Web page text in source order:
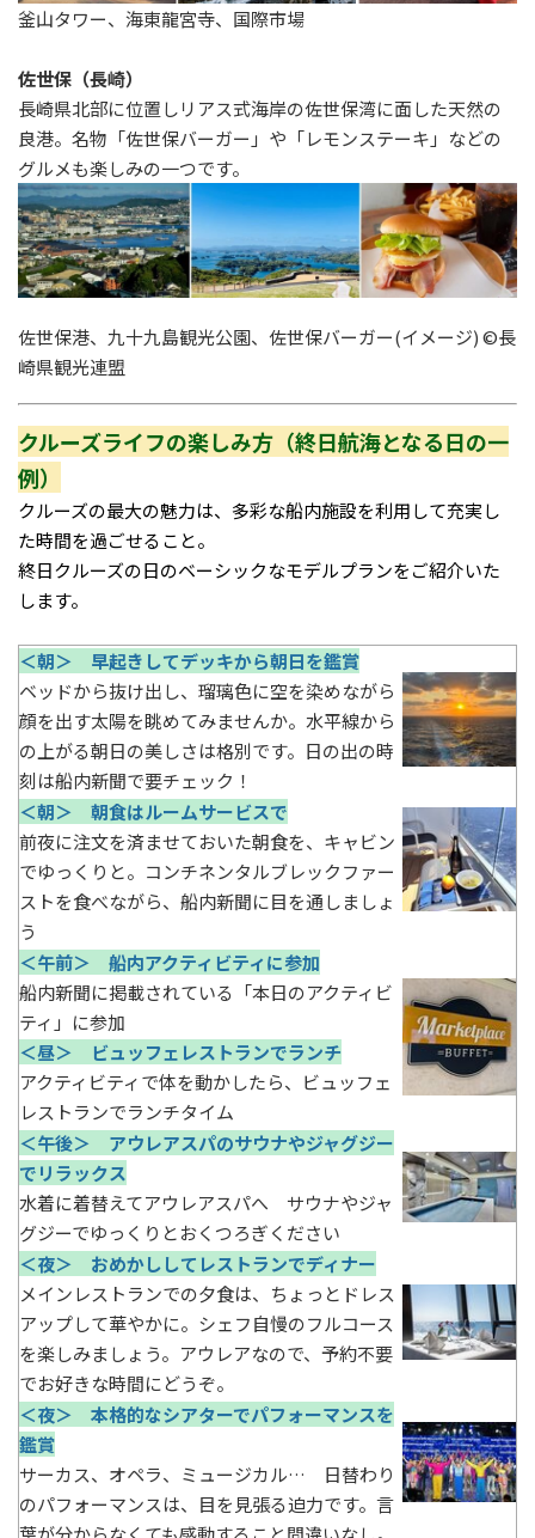
釜山タワー、海東龍宮寺、国際市場
佐世保（長崎）
長崎県北部に位置しリアス式海岸の佐世保湾に面した天然の
良港。名物「佐世保バーガー」や「レモンステーキ」などの
グルメも楽しみの一つです。
佐世保港、九十九島観光公園、佐世保バーガー(イメージ) ©長
崎県観光連盟
クルーズライフの楽しみ方（終日航海となる日の一
例）
クルーズの最大の魅力は、多彩な船内施設を利用して充実し
た時間を過ごせること。
終日クルーズの日のベーシックなモデルプランをご紹介いた
します。
＜朝＞ 早起きしてデッキから朝日を鑑賞
ベッドから抜け出し、瑠璃色に空を染めながら
顔を出す太陽を眺めてみませんか。水平線から
の上がる朝日の美しさは格別です。日の出の時
刻は船内新聞で要チェック！
＜朝＞ 朝食はルームサービスで
前夜に注文を済ませておいた朝食を、キャビン
でゆっくりと。コンチネンタルブレックファー
ストを食べながら、船内新聞に目を通しましょ
う
＜午前＞ 船内アクティビティに参加
船内新聞に掲載されている「本日のアクティビ
ティ」に参加
＜昼＞ ビュッフェレストランでランチ
アクティビティで体を動かしたら、ビュッフェ
レストランでランチタイム
＜午後＞ アウレアスパのサウナやジャグジー
でリラックス
水着に着替えてアウレアスパへ サウナやジャ
グジーでゆっくりとおくつろぎください
＜夜＞ おめかししてレストランでディナー
メインレストランでの夕食は、ちょっとドレス
アップして華やかに。シェフ自慢のフルコース
を楽しみましょう。アウレアなので、予約不要
でお好きな時間にどうぞ。
＜夜＞ 本格的なシアターでパフォーマンスを
鑑賞
サーカス、オペラ、ミュージカル… 日替わり
のパフォーマンスは、目を見張る迫力です。言